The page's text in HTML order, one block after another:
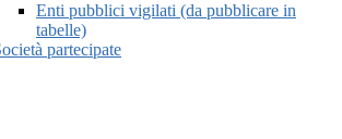
Enti pubblici vigilati (da pubblicare in
tabelle)
partecipate